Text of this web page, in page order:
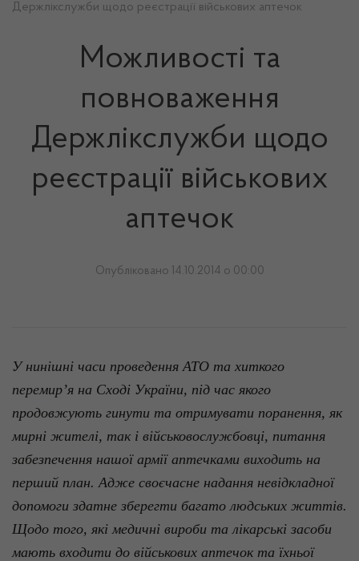
Держлікслужби щодо реєстрації військових аптечок
Можливості та
повноваження
Держлікслужби щодо
реєстрації військових
аптечок
Опубліковано 14.10.2014 о 00:00
У нинішні часи проведення АТО та хиткого
перемир’я на Сході України, під час якого
продовжують гинути та отримувати поранення, як
мирні жителі, так і військовослужбовці, питання
забезпечення нашої армії аптечками виходить на
перший план. Адже своєчасне надання невідкладної
допомоги здатне зберегти багато людських життів.
Щодо того, які медичні вироби та лікарські засоби
мають входити до військових аптечок та їхньої